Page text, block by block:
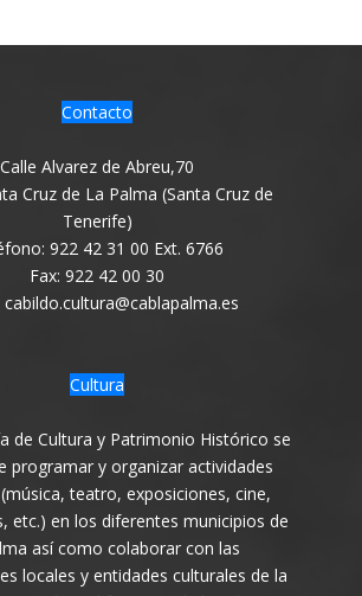
Contacto
Calle Alvarez de Abreu,70
Cruz de La Palma (Santa Cruz de
Tenerife)
922 42 31 00 Ext. 6766
Fax: 922 42 00 30
cabildo.cultura@cablapalma.es
Cultura
de Cultura y Patrimonio Histórico se
programar y organizar actividades
teatro, exposiciones, cine,
etc.) en los diferentes municipios de
así como colaborar con las
locales y entidades culturales de la